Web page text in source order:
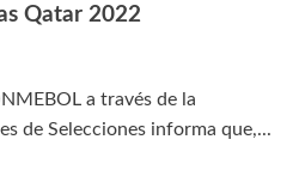
Qatar 2022
a través de la
de Selecciones informa que,...